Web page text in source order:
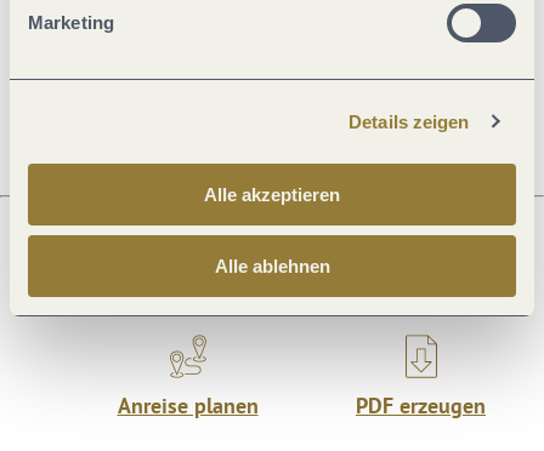
Marketing
Details zeigen
Alle akzeptieren
Alle ablehnen
Was möchtest du als nächstes tun?
Anreise planen PDF erzeugen